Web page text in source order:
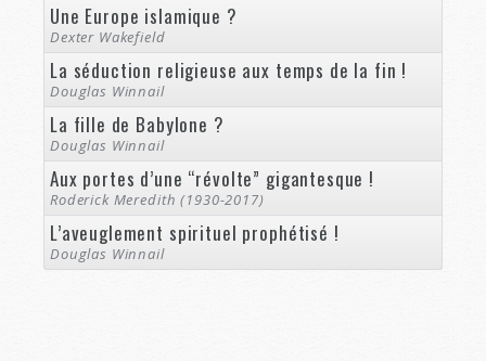
Une Europe islamique ?
Dexter Wakefield
La séduction religieuse aux temps de la fin !
Douglas Winnail
La fille de Babylone ?
Douglas Winnail
Aux portes d’une “révolte” gigantesque !
Roderick Meredith (1930-2017)
L’aveuglement spirituel prophétisé !
Douglas Winnail